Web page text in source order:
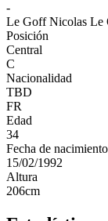
-
Le Goff Nicolas Le
Posición
Central
C
Nacionalidad
TBD
FR
Edad
34
Fecha de nacimiento
15/02/1992
Altura
206cm